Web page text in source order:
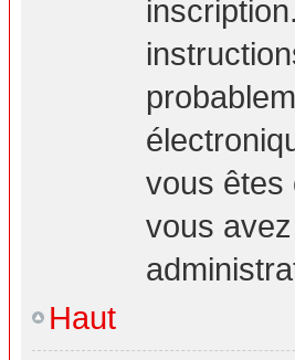
vous êtes
vous
Haut